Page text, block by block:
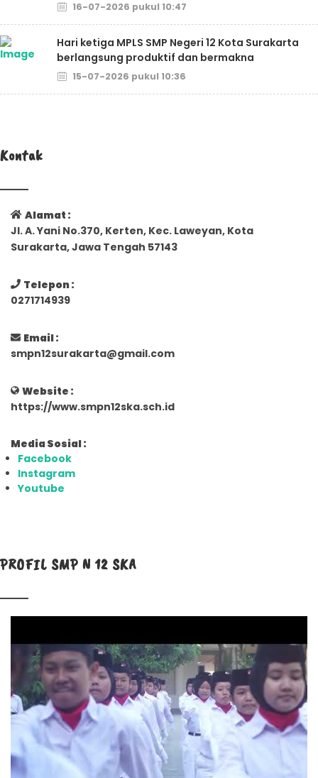
16-07-2026 pukul 10:47
Hari ketiga MPLS SMP Negeri 12 Kota Surakarta
berlangsung produktif dan bermakna
15-07-2026 pukul 10:36
Kontak
Alamat :
Jl. A. Yani No.370, Kerten, Kec. Laweyan, Kota
Surakarta, Jawa Tengah 57143
Telepon :
0271714939
Email :
smpn12surakarta@gmail.com
Website :
https://www.smpn12ska.sch.id
Media Sosial :
Facebook
Instagram
Youtube
PROFIL SMP N 12 SKA